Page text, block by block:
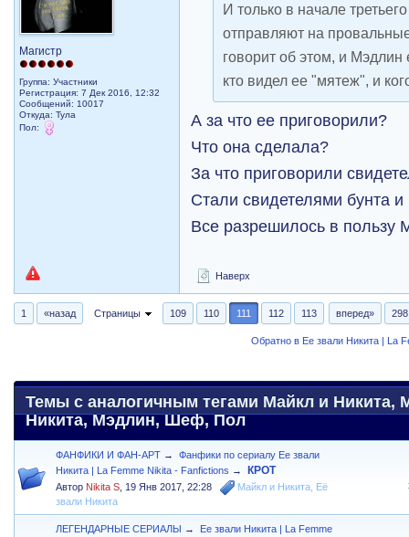
Магистр
Группа: Участники
Регистрация: 7 Дек 2016, 12:32
Сообщений: 10017
Откуда: Тула
Пол:
И только в начале
отправляют на
говорит об этом, и Мэдлин
кто видел ее "мятеж", и
А за что ее приговорили?
Что она сделала?
За что приговорили
Стали свидетелями бунта и
Все разрешилось в пользу
Наверх
1 «назад Страницы 109 110 111 112 113 вперед» 298
Обратно в Ее звали Никита | La
Темы с аналогичным тегами Майкл и
Никита, Мэдлин, Шеф, Пол
ФАНФИКИ И ФАН-АРТ →
Фанфики по сериалу Ее звали
Никита | La Femme Nikita - Fanfictions → КРОТ
Автор Nikita S 19 Янв 2017, 22:28 Майкл и Никита
Её
звали Никита
ЛЕГЕНДАРНЫЕ СЕРИАЛЫ →
Ее звали Никита | La Femme